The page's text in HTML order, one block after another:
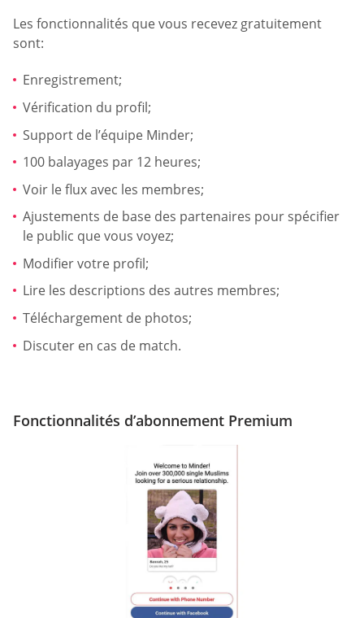
Les fonctionnalités que vous recevez gratuitement
sont:
Enregistrement;
Vérification du profil;
Support de l’équipe Minder;
100 balayages par 12 heures;
Voir le flux avec les membres;
Ajustements de base des partenaires pour spécifier
le public que vous voyez;
Modifier votre profil;
Lire les descriptions des autres membres;
Téléchargement de photos;
Discuter en cas de match.
Fonctionnalités d’abonnement Premium